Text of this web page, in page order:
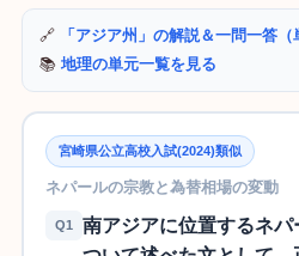
🔗
「アジア州」の解説＆一問一答（
📚 地理の単元一覧を見る
宮崎県公立高校入試(2024)類似
ネパールの宗教と為替相場の変動
Q1
南アジアに位置するネ